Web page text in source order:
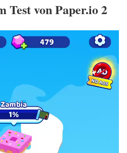
Test von Paper.io 2